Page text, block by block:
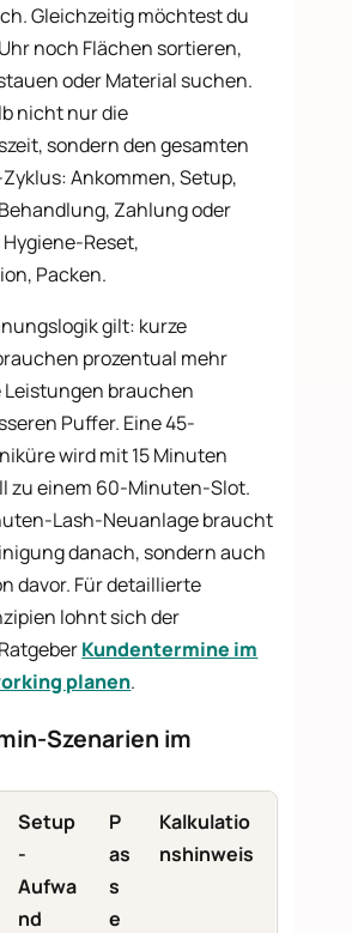
Gleichzeitig möchtest du
noch Flächen sortieren,
oder Material suchen.
nicht nur die
sondern den gesamten
Ankommen, Setup,
Zahlung oder
Reset,
Packen.
gilt: kurze
prozentual mehr
Leistungen brauchen
Puffer. Eine 45-
wird mit 15 Minuten
zu einem 60-Minuten-Slot.
Lash-Neuanlage braucht
danach, sondern auch
davor. Für detaillierte
lohnt sich der
Kundentermine im
planen.
Szenarien im
Setup
-
Aufwa
nd
P
as
s
e
Kalkulatio
nshinweis